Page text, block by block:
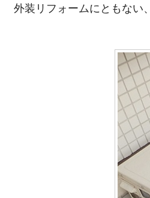
外装リフォームにともない